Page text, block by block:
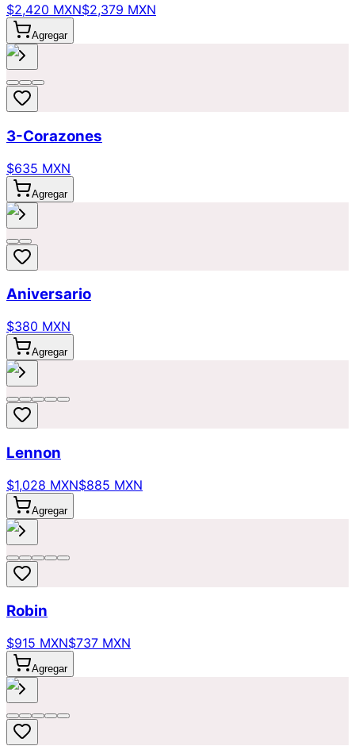
$2,420 MXN$2,379 MXN
Agregar
3-Corazones
$635 MXN
Agregar
Aniversario
$380 MXN
Agregar
Lennon
$1,028 MXN$885 MXN
Agregar
Robin
$915 MXN$737 MXN
Agregar